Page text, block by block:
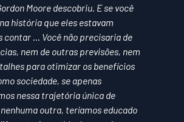
Moore descobriu. E se você
história que eles estavam
contar ... Você não precisaria de
nem de outras previsões, nem
para otimizar os benefícios
sociedade, se apenas
nessa trajetória única de
outra, teríamos educado